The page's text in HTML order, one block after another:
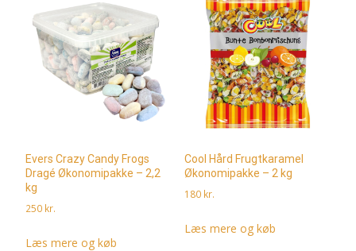
Evers Crazy Candy Frogs
Dragé Økonomipakke – 2,2
kg
250 kr.
Læs mere og køb
Cool Hård Frugtkaramel
Økonomipakke – 2 kg
180 kr.
Læs mere og køb